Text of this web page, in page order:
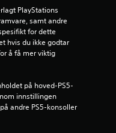
PlayStations
samt andre
for dette
hvis du ikke godtar
å få mer viktig
på hoved-PS5-
innstillingen
andre PS5-konsoller